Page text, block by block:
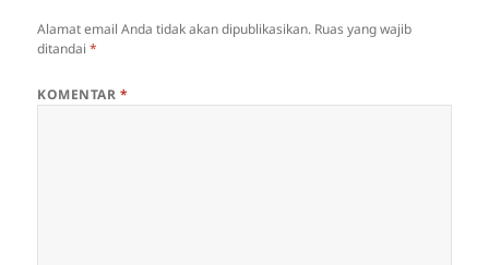
Alamat email Anda tidak akan dipublikasikan. Ruas yang wajib
ditandai*
KOMENTAR *